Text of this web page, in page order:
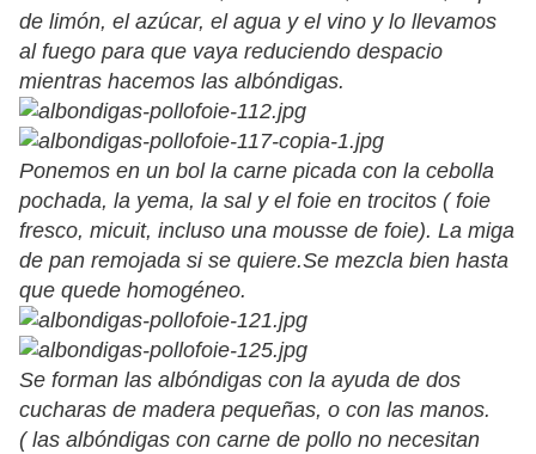
de limón, el azúcar, el agua y el vino y lo llevamos
al fuego para que vaya reduciendo despacio
mientras hacemos las albóndigas.
Ponemos en un bol la carne picada con la cebolla
pochada, la yema, la sal y el foie en trocitos ( foie
fresco, micuit, incluso una mousse de foie). La miga
de pan remojada si se quiere.Se mezcla bien hasta
que quede homogéneo.
Se forman las albóndigas con la ayuda de dos
cucharas de madera pequeñas, o con las manos.
( las albóndigas con carne de pollo no necesitan